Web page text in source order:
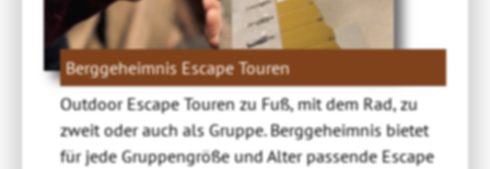
Berggeheimnis Escape Touren
Outdoor Escape Touren zu Fuß, mit dem Rad, zu
zweit oder auch als Gruppe. Berggeheimnis bietet
für jede Gruppengröße und Alter passende Escape